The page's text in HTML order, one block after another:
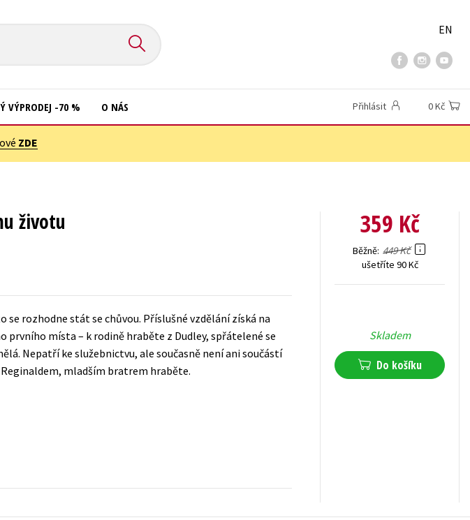
EN
Učebnice
Young adult
Young adult (SK)
Zahraniční literatura
VÝPRODEJ -70 % O NÁS Přihlásit 0 Kč
ZDE
životu
rozhodne stát se chůvou. Příslušné vzdělání získá na
prvního místa – k rodině hraběte z Dudley, spřátelené se
Nepatří ke služebnictvu, ale současně není ani součástí
mladším bratrem hraběte.
359 Kč
Běžně 449 Kč
ušetříte 90 Kč
Skladem
Do košíku